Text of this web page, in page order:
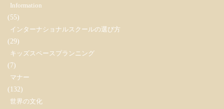
Information
(55)
インターナショナルスクールの選び方
(29)
キッズスペースプランニング
(7)
マナー
(132)
世界の文化